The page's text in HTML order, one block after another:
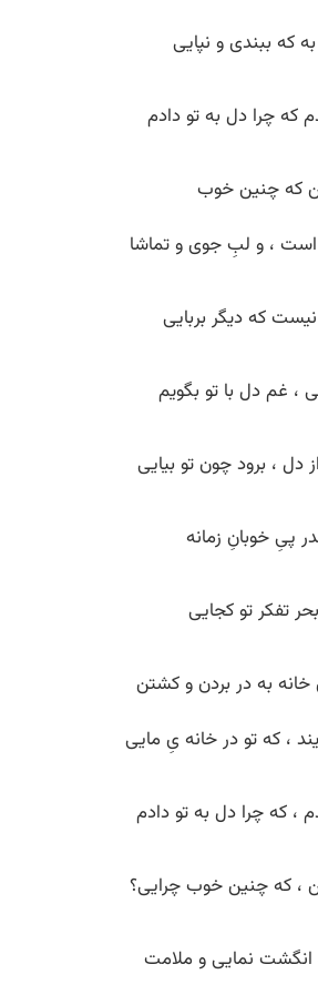
که ببندی و نپایی
که چرا دل به تو دادم
که چنین خوب
، و لبِ جوی و تماشا
که دیگر بربایی
، غم دل با تو بگویم
دل ، برود چون تو بیایی
پیِ خوبانِ زمانه
تفکر تو کجایی
خانه به در بردن و کشتن
، که تو در خانه یِ مایی
، که چرا دل به تو دادم
، که چنین خوب چرایی؟
نمایی و ملامت